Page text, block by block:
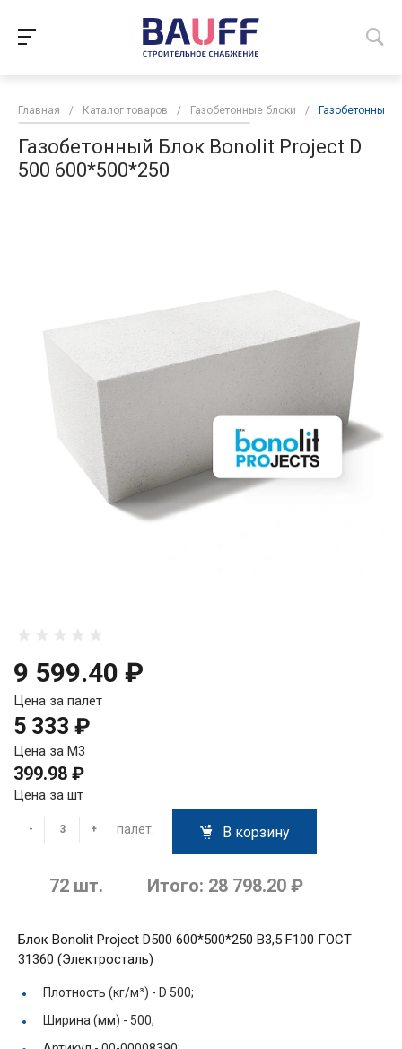
Главная / Каталог товаров / Газобетонные блоки / Газобетонный
Газобетонный Блок Bonolit Project D
500 600*500*250
9 599.40 ₽
Цена за палет
5 333 ₽
Цена за М3
399.98 ₽
Цена за шт
- + палет. В корзину
72 шт. Итого: 28 798.20 ₽
Блок Bonolit Project D500 600*500*250 В3,5 F100 ГОСТ
31360 (Электросталь)
Плотность (кг/м³) - D 500;
Ширина (мм) - 500;